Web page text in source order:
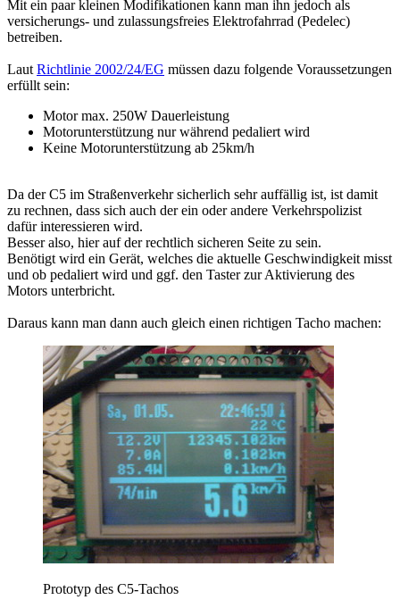
Mit ein paar kleinen Modifikationen kann man ihn jedoch als
versicherungs- und zulassungsfreies Elektrofahrrad (Pedelec)
betreiben.
Laut Richtlinie 2002/24/EG müssen dazu folgende Voraussetzungen
erfüllt sein:
Motor max. 250W Dauerleistung
Motorunterstützung nur während pedaliert wird
Keine Motorunterstützung ab 25km/h
Da der C5 im Straßenverkehr sicherlich sehr auffällig ist, ist damit
zu rechnen, dass sich auch der ein oder andere Verkehrspolizist
dafür interessieren wird.
Besser also, hier auf der rechtlich sicheren Seite zu sein.
Benötigt wird ein Gerät, welches die aktuelle Geschwindigkeit misst
und ob pedaliert wird und ggf. den Taster zur Aktivierung des
Motors unterbricht.
Daraus kann man dann auch gleich einen richtigen Tacho machen:
Prototyp des C5-Tachos